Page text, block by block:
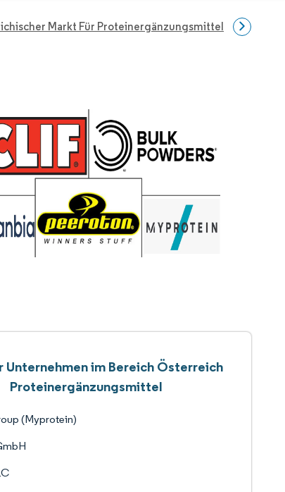
Markt Für Proteinergänzungsmittel
Unternehmen im Bereich Österreich
Proteinergänzungsmittel
(Myprotein)